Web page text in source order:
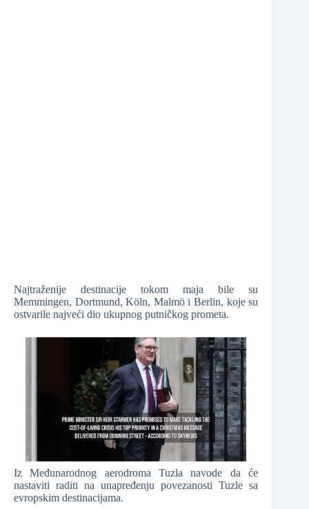
Najtraženije destinacije tokom maja bile su
Memmingen, Dortmund, Köln, Malmö i Berlin, koje su
ostvarile najveći dio ukupnog putničkog prometa.
Iz Međunarodnog aerodroma Tuzla navode da će
nastaviti raditi na unapređenju povezanosti Tuzle sa
evropskim destinacijama.